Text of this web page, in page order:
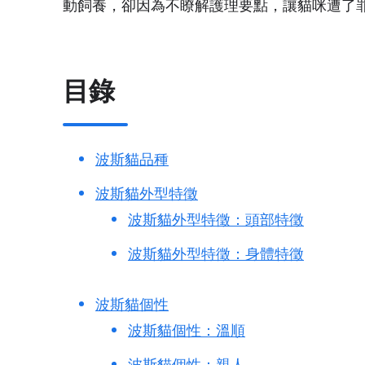
動飼養，卻因為不瞭解護理要點，讓貓咪遭了
目錄
波斯貓品種
波斯貓外型特徵
波斯貓外型特徵：頭部特徵
波斯貓外型特徵：身體特徵
波斯貓個性
波斯貓個性：溫順